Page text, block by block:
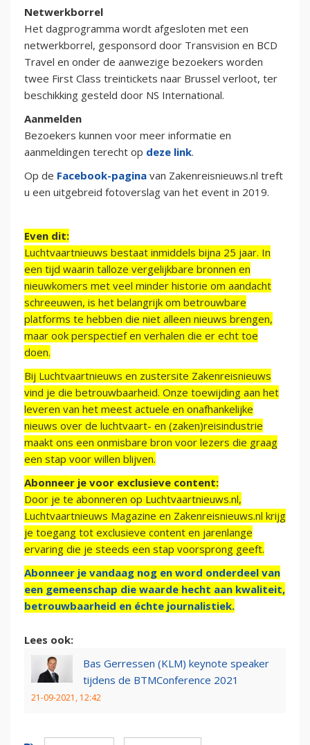
Netwerkborrel
Het dagprogramma wordt afgesloten met een
netwerkborrel, gesponsord door Transvision en BCD
Travel en onder de aanwezige bezoekers worden
twee First Class treintickets naar Brussel verloot, ter
beschikking gesteld door NS International.
Aanmelden
Bezoekers kunnen voor meer informatie en
aanmeldingen terecht op deze link.
Op de Facebook-pagina van Zakenreisnieuws.nl treft
u een uitgebreid fotoverslag van het event in 2019.
Even dit:
Luchtvaartnieuws bestaat inmiddels bijna 25 jaar. In
een tijd waarin talloze vergelijkbare bronnen en
nieuwkomers met veel minder historie om aandacht
schreeuwen, is het belangrijk om betrouwbare
platforms te hebben die niet alleen nieuws brengen,
maar ook perspectief en verhalen die er echt toe
doen.
Bij Luchtvaartnieuws en zustersite Zakenreisnieuws
vind je die betrouwbaarheid. Onze toewijding aan het
leveren van het meest actuele en onafhankelijke
nieuws over de luchtvaart- en (zaken)reisindustrie
maakt ons een onmisbare bron voor lezers die graag
een stap voor willen blijven.
Abonneer je voor exclusieve content:
Door je te abonneren op Luchtvaartnieuws.nl,
Luchtvaartnieuws Magazine en Zakenreisnieuws.nl krijg
je toegang tot exclusieve content en jarenlange
ervaring die je steeds een stap voorsprong geeft.
Abonneer je vandaag nog en word onderdeel van
een gemeenschap die waarde hecht aan kwaliteit,
betrouwbaarheid en échte journalistiek.
Lees ook:
Bas Gerressen (KLM) keynote speaker
tijdens de BTMConference 2021
21-09-2021, 12:42